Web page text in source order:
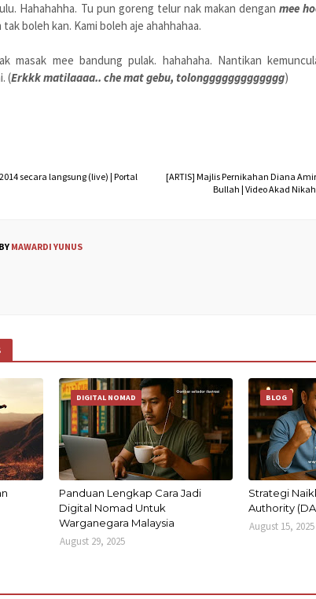
Hahahahha. Tu pun goreng telur nak makan denganmee
boleh kan. Kami boleh aje ahahhahaa.
masak mee bandung pulak. hahahaha. Nantikan
(Erkkk matilaaaa.. che mat gebu, tolonggggggggggggg)
[ARTIS] Majlis Pernikahan Diana
Bullah | Video Akad
secara langsung (live) | Portal
MAWARDI YUNUS
DIGITAL NOMAD
Panduan Lengkap Cara Jadi
Digital Nomad Untuk
Warganegara Malaysia
August 29, 2025
BLOG
Strategi
Authority
August 15, 2025